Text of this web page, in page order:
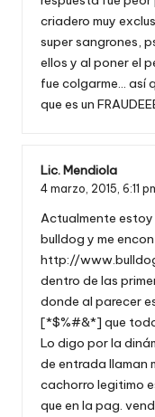
criadero muy
super sangrones,
ellos y al poner el
fue colgarme… así
que es un
Lic. Mendiola
4 marzo, 2015, 6:11
Actualmente
bulldog y me
http://
dentro de las
donde al parecer
[*$%#&*] que
Lo digo por la
de entrada llaman
cachorro legitimo
que en la pag.